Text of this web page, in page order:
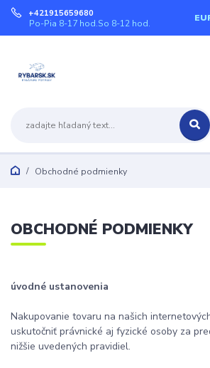
+421915659680
Po-Pia 8-17 hod.So 8-12 hod.
Obchodné podmienky
OBCHODNÉ PODMIENKY
1.
úvodné ustanovenia
Nakupovanie tovaru na našich
uskutočniť právnické aj fyzické osoby za
nižšie uvedených pravidiel.